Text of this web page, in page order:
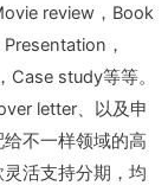
review，Book
，
study等等。
letter、以及申
不一样领域的高
活支持分期，均